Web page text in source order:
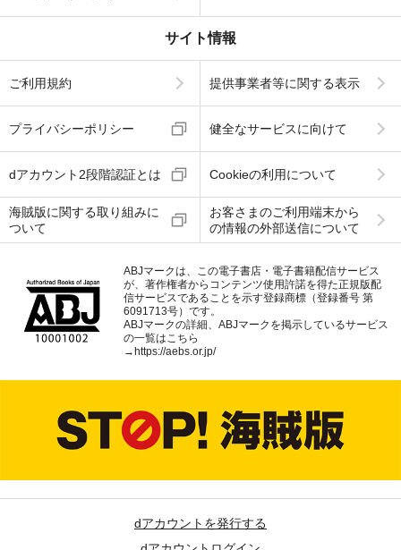
サイト情報
ご利用規約 提供事業者等に関する表示
プライバシーポリシー 健全なサービスに向けて
dアカウント2段階認証とは Cookieの利用について
海賊版に関する取り組みに
ついて
お客さまのご利用端末から
の情報の外部送信について
ABJマークは、この電子書店・電子書籍配信サービス
が、著作権者からコンテンツ使用許諾を得た正規版配
信サービスであることを示す登録商標（登録番号 第
6091713号）です。
ABJマークの詳細、ABJマークを掲示しているサービス
の一覧はこちら
→https://aebs.or.jp/
dアカウントを発行する